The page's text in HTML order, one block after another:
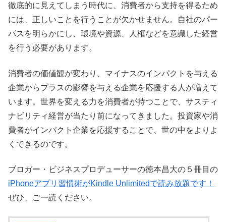
徹底的に見えてしまう時代に、消費者から支持を得るため
には、正しいことを行うことが欠かせません。自社のパー
パスを明らかにし、環境や資源、人権などを意識した経営
を行う必要があります。
消費者の価値観が変わり、マイナスのインパクトを与える
企業からプラスの影響を与える企業を応援する人が増えて
います。世界を変える力を消費者が持つことで、サスティ
ナビリティ経営が当たり前になってきました。投資家や消
費者がインパクト企業を応援することで、世の中をよりよ
くできるのです。
ブロガー・ビジネスプロデューサーの徳本昌大の５冊目の
iPhoneアプリ習慣術がKindle Unlimitedで読み放題です！
ぜひ、ご一読ください。